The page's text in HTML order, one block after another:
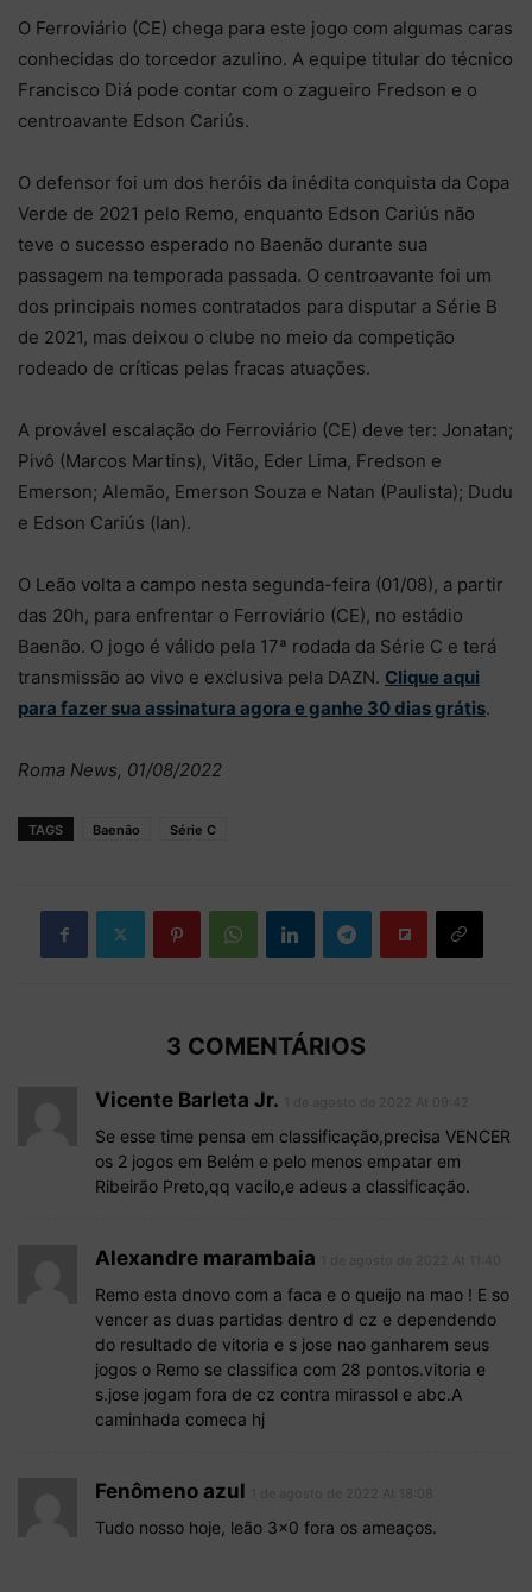
O Ferroviário (CE) chega para este jogo com algumas caras
conhecidas do torcedor azulino. A equipe titular do técnico
Francisco Diá pode contar com o zagueiro Fredson e o
centroavante Edson Cariús.
O defensor foi um dos heróis da inédita conquista da Copa
Verde de 2021 pelo Remo, enquanto Edson Cariús não
teve o sucesso esperado no Baenão durante sua
passagem na temporada passada. O centroavante foi um
dos principais nomes contratados para disputar a Série B
de 2021, mas deixou o clube no meio da competição
rodeado de críticas pelas fracas atuações.
A provável escalação do Ferroviário (CE) deve ter: Jonatan;
Pivô (Marcos Martins), Vitão, Eder Lima, Fredson e
Emerson; Alemão, Emerson Souza e Natan (Paulista); Dudu
e Edson Cariús (Ian).
O Leão volta a campo nesta segunda-feira (01/08), a partir
das 20h, para enfrentar o Ferroviário (CE), no estádio
Baenão. O jogo é válido pela 17ª rodada da Série C e terá
transmissão ao vivo e exclusiva pela DAZN. Clique aqui
para fazer sua assinatura agora e ganhe 30 dias grátis.
Roma News, 01/08/2022
TAGS Baenão Série C
3 COMENTÁRIOS
Vicente Barleta Jr.
Se esse time pensa em classificação,precisa VENCER
os 2 jogos em Belém e pelo menos empatar em
Ribeirão Preto,qq vacilo,e adeus a classificação.
Alexandre marambaia
Remo esta dnovo com a faca e o queijo na mao ! E so
vencer as duas partidas dentro d cz e dependendo
do resultado de vitoria e s jose nao ganharem seus
jogos o Remo se classifica com 28 pontos.vitoria e
s.jose jogam fora de cz contra mirassol e abc.A
caminhada comeca hj
Fenômeno azul
Tudo nosso hoje, leão 3×0 fora os ameaços.